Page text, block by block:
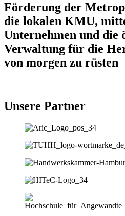
Förderung der
die lokalen KMU,
Unternehmen und die
Verwaltung für die
von morgen zu rüsten
Unsere Partner